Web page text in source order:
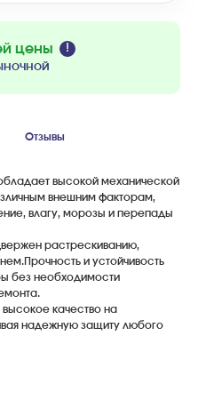
цены
Отзывы
обладает высокой механической
внешним факторам,
влагу, морозы и перепады
растрескиванию,
и устойчивость
без необходимости
качество на
надежную защиту любого